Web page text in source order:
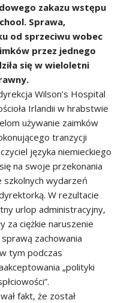
zakazu wstępu
Sprawa,
od sprzeciwu wobec
przez jednego
się w wieloletni
Wilson’s Hospital
Irlandii w hrabstwie
używanie zaimków
tranzycji
języka niemieckiego
na swoje przekonania
wydarzeń
W rezultacie
urlop administracyjny,
za ciężkie naruszenie
zachowania
tym podczas
„polityki
fakt, że został